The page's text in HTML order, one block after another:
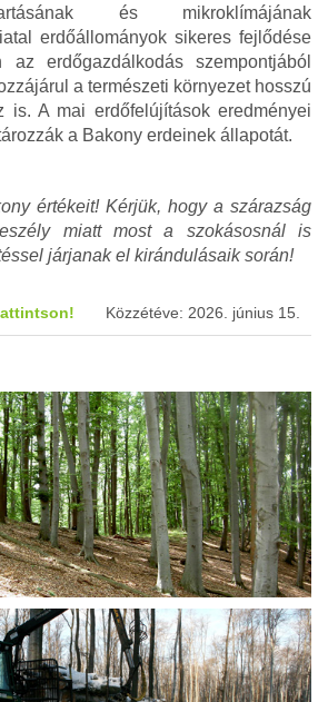
és mikroklímájának
erdőállományok sikeres fejlődése
erdőgazdálkodás szempontjából
a természeti környezet hosszú
is. A mai erdőfelújítások eredményei
a Bakony erdeinek állapotát.
értékeit! Kérjük, hogy a szárazság
miatt most a szokásosnál is
járjanak el kirándulásaik során!
Közzétéve: 2026. június 15.